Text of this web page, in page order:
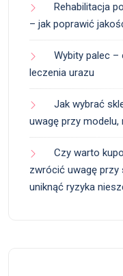
Rehabilitacja
– jak poprawić
Wybity palec –
leczenia urazu
Jak wybrać
uwagę przy
Czy warto
zwrócić uwagę przy
uniknąć ryzyka